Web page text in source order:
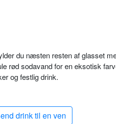
du næsten resten af glasset
rød sodavand for en eksotisk
og festlig drink.
drink til en ven